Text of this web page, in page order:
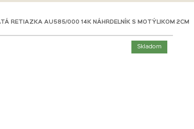
RETIAZKA AU585/000 14K NÁHRDELNÍK S MOTÝLIKOM 2CM
Skladom